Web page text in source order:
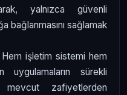
yalnızca güvenli
bağlanmasını sağlamak
işletim sistemi hem
sürekli
mevcut zafiyetlerden